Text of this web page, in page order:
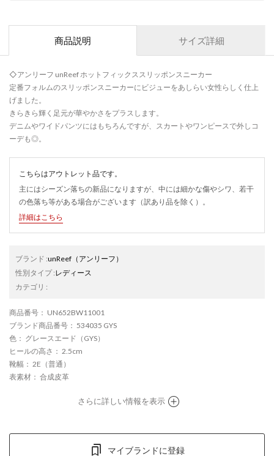
商品説明 サイズ詳細
◇アンリーフ unReef ホットフィックススリッポンスニーカー
定番フォルムのスリッポンスニーカーにビジューをあしらい女性らしく仕上
げました。
きらきら輝く足元が華やかさをプラスします。
デニムやワイドパンツにはもちろんですが、スカートやワンピースで外しコ
ーデも◎。
こちらはアウトレット品です。
主にはシーズン落ちの新品になりますが、中には細かな傷やシワ、若干
の色落ち等がある場合がございます（訳あり品を除く）。
詳細はこちら
ブランド :unReef （アンリーフ）
性別タイプ:レディース
カテゴリ :
商品番号 ： UN652BW11001
ブランド商品番号 ： 534035 GYS
色 ： グレースエード（GYS）
ヒールの高さ ： 2.5cm
靴幅 ： 2E（普通）
表素材 ： 合成皮革
さらに詳しい情報を表示
マイブランドに登録